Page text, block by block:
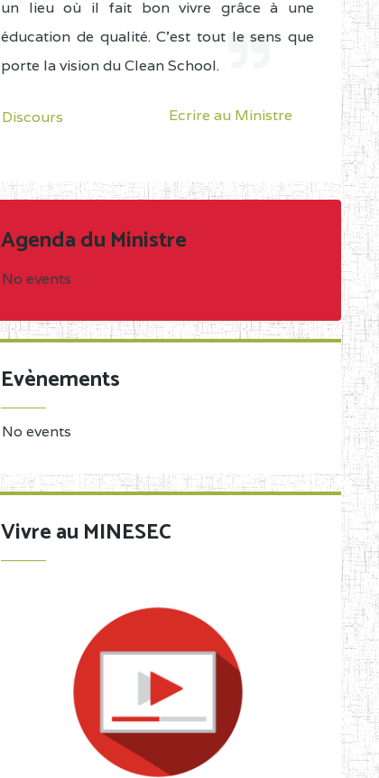
un lieu où il fait bon vivre grâce à une
éducation de qualité. C'est tout le sens que
porte la vision du Clean School.
Discours Ecrire au Ministre
Agenda du Ministre
No events
Evènements
No events
Vivre au MINESEC